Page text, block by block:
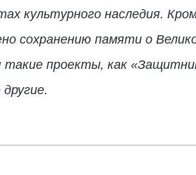
культурного наследия.
сохранению памяти о
такие проекты, как